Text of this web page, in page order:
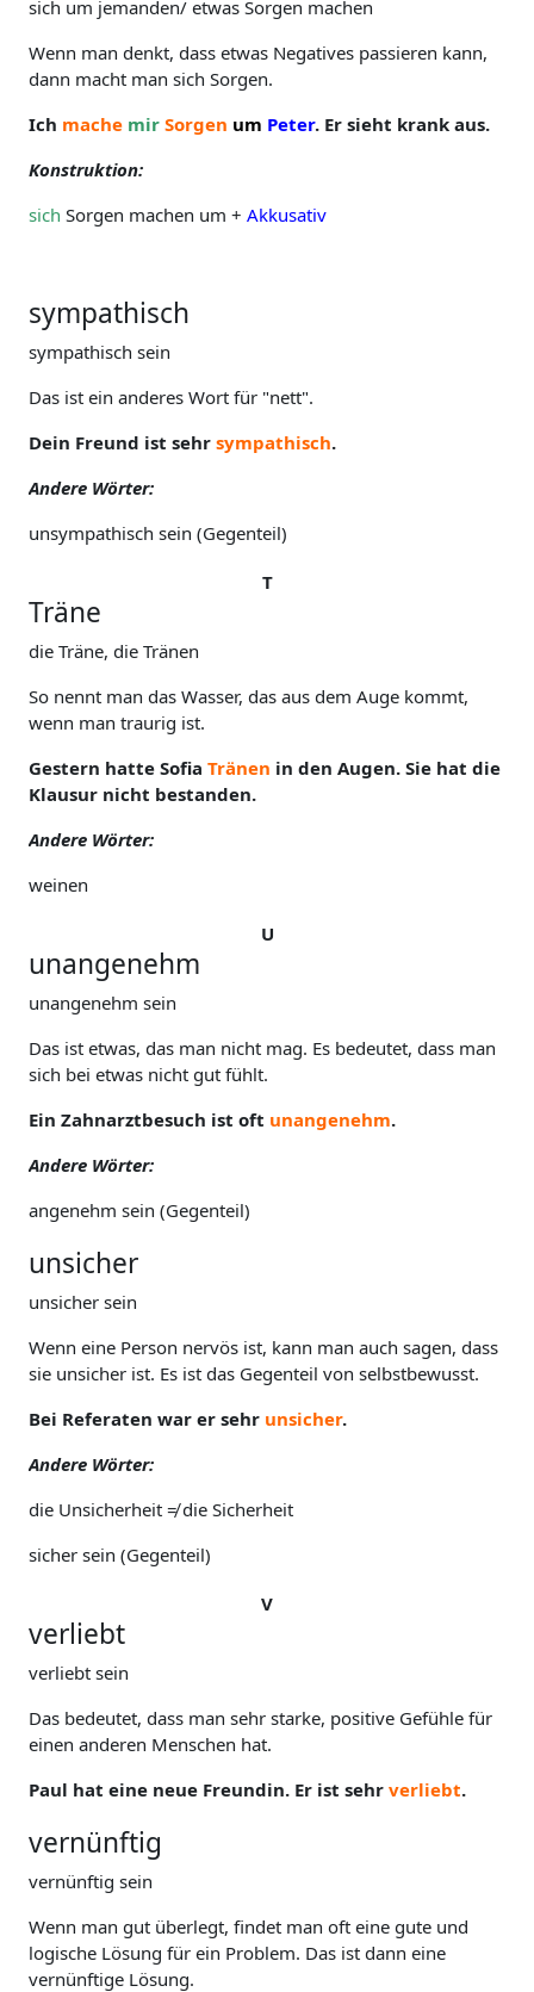
sich um jemanden/ etwas Sorgen machen
Wenn man denkt, dass etwas Negatives passieren kann,
dann macht man sich Sorgen.
Ich mache mir Sorgen um Peter. Er sieht krank aus.
Konstruktion:
sich Sorgen machen um + Akkusativ
sympathisch
sympathisch sein
Das ist ein anderes Wort für "nett".
Dein Freund ist sehr sympathisch.
Andere Wörter:
unsympathisch sein (Gegenteil)
T
Träne
die Träne, die Tränen
So nennt man das Wasser, das aus dem Auge kommt,
wenn man traurig ist.
Gestern hatte Sofia Tränen in den Augen. Sie hat die
Klausur nicht bestanden.
Andere Wörter:
weinen
U
unangenehm
unangenehm sein
Das ist etwas, das man nicht mag. Es bedeutet, dass man
sich bei etwas nicht gut fühlt.
Ein Zahnarztbesuch ist oft unangenehm.
Andere Wörter:
angenehm sein (Gegenteil)
unsicher
unsicher sein
Wenn eine Person nervös ist, kann man auch sagen, dass
sie unsicher ist. Es ist das Gegenteil von selbstbewusst.
Bei Referaten war er sehr unsicher.
Andere Wörter:
die Unsicherheit ≠ die Sicherheit
sicher sein (Gegenteil)
V
verliebt
verliebt sein
Das bedeutet, dass man sehr starke, positive Gefühle für
einen anderen Menschen hat.
Paul hat eine neue Freundin. Er ist sehr verliebt.
vernünftig
vernünftig sein
Wenn man gut überlegt, findet man oft eine gute und
logische Lösung für ein Problem. Das ist dann eine
vernünftige Lösung.